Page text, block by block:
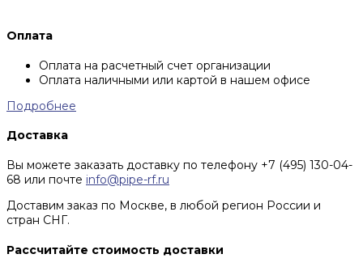
Оплата
Оплата на расчетный счет организации
Оплата наличными или картой в нашем офисе
Подробнее
Доставка
Вы можете заказать доставку по телефону +7 (495) 130-04-
68 или почте info@pipe-rf.ru
Доставим заказ по Москве, в любой регион России и
стран СНГ.
Рассчитайте стоимость доставки